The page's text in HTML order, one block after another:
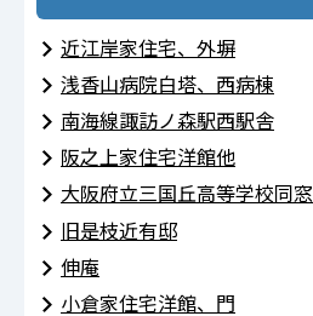
近江岸家住宅、外塀
浅香山病院白塔、西病棟
南海線諏訪ノ森駅西駅舎
阪之上家住宅洋館他
大阪府立三国丘高等学校同
旧是枝近有邸
伸庵
小倉家住宅洋館、門